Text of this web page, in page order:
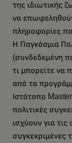
της ιδιωτικής
να
πληροφορίες
Η Παγκόσμια
(συνδεδεμένη
τι μπορείτε να
από τα
Ιστότοπο
πολιτικές
ισχύουν για
συγκεκριμένες